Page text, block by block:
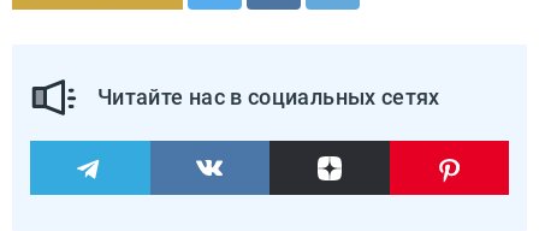
Читайте нас в социальных сетях